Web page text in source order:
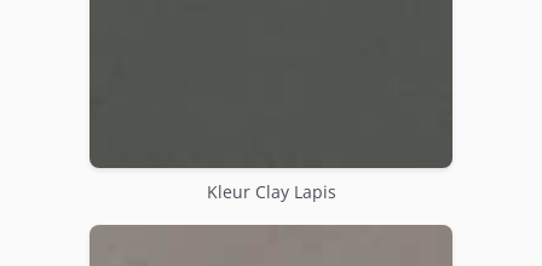
Kleur Clay Lapis